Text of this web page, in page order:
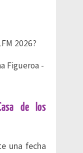
2026?
Figueroa -
de los
una fecha